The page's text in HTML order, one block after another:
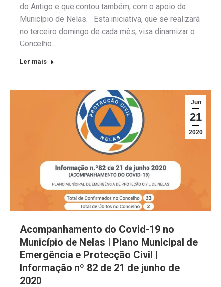
do Antigo e que contou também, com o apoio do
Município de Nelas. Esta iniciativa, que se realizará
no terceiro domingo de cada mês, visa dinamizar o
Concelho…
Ler mais
Jun
21
2020
Acompanhamento do Covid-19 no
Município de Nelas | Plano Municipal de
Emergência e Protecção Civil |
Informação nº 82 de 21 de junho de
2020